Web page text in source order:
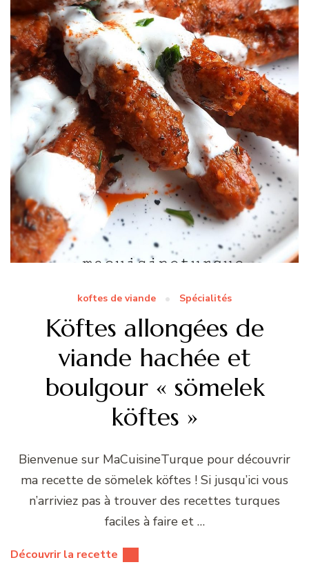
koftes de viande Spécialités
Köftes allongées de
viande hachée et
boulgour « sömelek
köftes »
Bienvenue sur MaCuisineTurque pour découvrir
ma recette de sömelek köftes ! Si jusqu’ici vous
n’arriviez pas à trouver des recettes turques
faciles à faire et …
Découvrir la recette